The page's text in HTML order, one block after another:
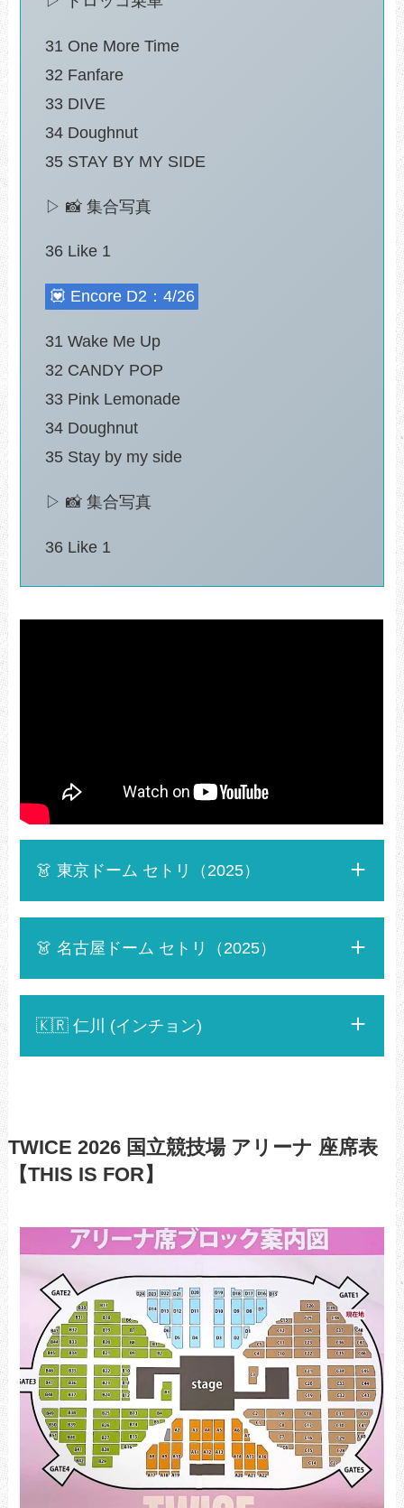
31 One More Time
32 Fanfare
33 DIVE
34 Doughnut
35 STAY BY MY SIDE
▷ 📸 集合写真
36 Like 1
💟 Encore D2：4/26
31 Wake Me Up
32 CANDY POP
33 Pink Lemonade
34 Doughnut
35 Stay by my side
▷ 📸 集合写真
36 Like 1
👗 東京ドーム セトリ（2025）
👗 名古屋ドーム セトリ（2025）
🇰🇷 仁川 (インチョン)
TWICE 2026 国立競技場 アリーナ 座席表
【THIS IS FOR】